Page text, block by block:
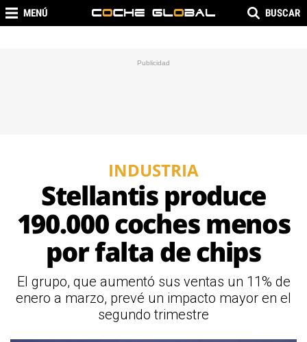
MENÚ BUSCAR
INDUSTRIA
Stellantis produce
190.000 coches menos
por falta de chips
El grupo, que aumentó sus ventas un 11% de
enero a marzo, prevé un impacto mayor en el
segundo trimestre